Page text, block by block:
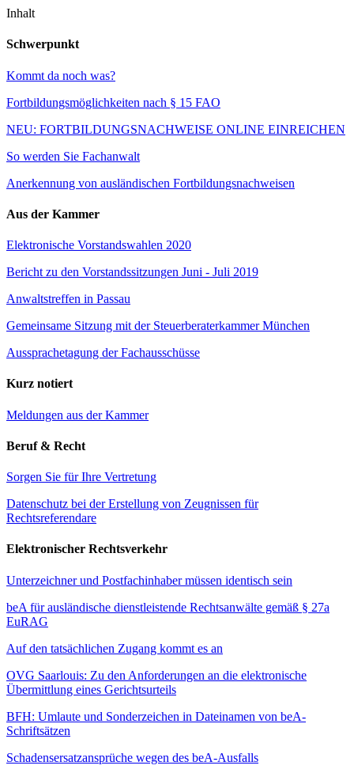
Inhalt
Schwerpunkt
Kommt da noch was?
Fortbildungsmöglichkeiten nach § 15 FAO
NEU: FORTBILDUNGSNACHWEISE ONLINE EINREICHEN
So werden Sie Fachanwalt
Anerkennung von ausländischen Fortbildungsnachweisen
Aus der Kammer
Elektronische Vorstandswahlen 2020
Bericht zu den Vorstandssitzungen Juni - Juli 2019
Anwaltstreffen in Passau
Gemeinsame Sitzung mit der Steuerberaterkammer München
Aussprachetagung der Fachausschüsse
Kurz notiert
Meldungen aus der Kammer
Beruf & Recht
Sorgen Sie für Ihre Vertretung
Datenschutz bei der Erstellung von Zeugnissen für
Rechtsreferendare
Elektronischer Rechtsverkehr
Unterzeichner und Postfachinhaber müssen identisch sein
beA für ausländische dienstleistende Rechtsanwälte gemäß § 27a
EuRAG
Auf den tatsächlichen Zugang kommt es an
OVG Saarlouis: Zu den Anforderungen an die elektronische
Übermittlung eines Gerichtsurteils
BFH: Umlaute und Sonderzeichen in Dateinamen von beA-
Schriftsätzen
Schadensersatzansprüche wegen des beA-Ausfalls